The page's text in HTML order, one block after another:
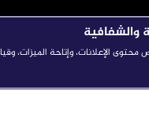
والشفافية
الإعلانات، وإتاحة الميزات،